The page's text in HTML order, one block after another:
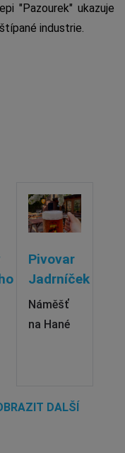
"Pazourek" ukazuje
industrie.
Pivovar
Jadrníček
Náměšť
na Hané
DALŠÍ